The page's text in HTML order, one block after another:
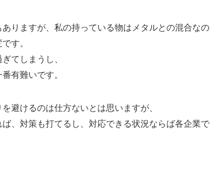
りますが、私の持っている物はメタルとの混合なの
す。
てしまうし、
有難いです。
避けるのは仕方ないとは思いますが、
、対策も打てるし、対応できる状況ならば各企業で